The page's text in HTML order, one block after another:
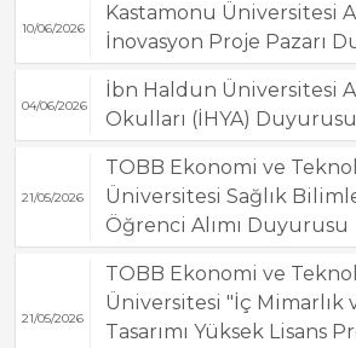
10/06/2026
Kastamonu Üniversitesi
İnovasyon Proje Pazarı
04/06/2026
İbn Haldun Üniversitesi
Okulları (İHYA) Duyurusu
21/05/2026
TOBB Ekonomi ve
Üniversitesi Sağlık
Öğrenci Alımı Duyurusu
21/05/2026
TOBB Ekonomi ve
Üniversitesi "İç Mimarlık
Tasarımı Yüksek Lisans